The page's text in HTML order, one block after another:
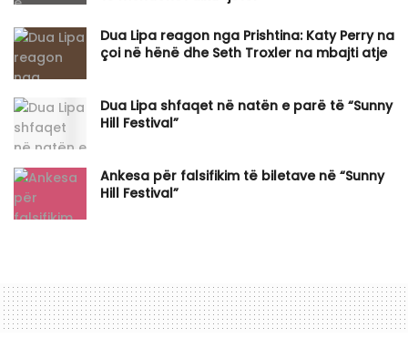
Dua Lipa reagon nga Prishtina: Katy Perry na
çoi në hënë dhe Seth Troxler na mbajti atje
Dua Lipa shfaqet në natën e parë të “Sunny
Hill Festival”
Ankesa për falsifikim të biletave në “Sunny
Hill Festival”